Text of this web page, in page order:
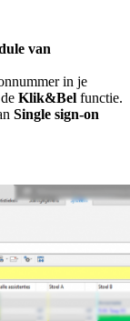
van
in je
Klik&Bel functie.
Single sign-on